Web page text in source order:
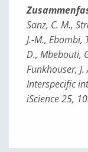
Sanz, C. M.,
J.-M., Ebombi,
D., Mbebouti,
Funkhouser,
Interspecific
iScience 25,